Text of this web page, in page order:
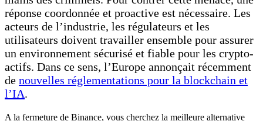
réponse coordonnée et proactive est nécessaire. Les
acteurs de l’industrie, les régulateurs et les
utilisateurs doivent travailler ensemble pour assurer
un environnement sécurisé et fiable pour les crypto-
actifs. Dans ce sens, l’Europe annonçait récemment
de nouvelles réglementations pour la blockchain et
l’IA.
A la fermeture de Binance, vous cherchez la meilleure alternative